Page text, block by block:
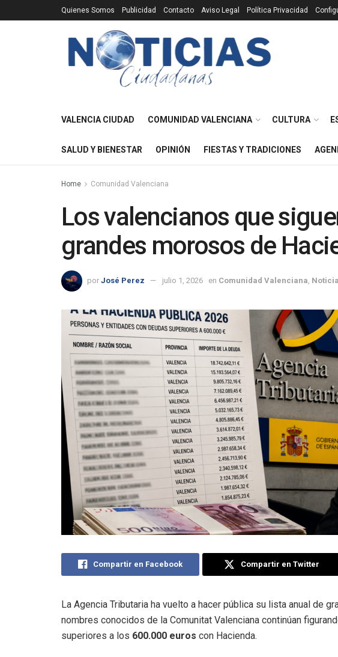
Quienes Somos Publicidad Contacto Aviso Legal Política Privacidad
VALENCIA CIUDAD COMUNIDAD VALENCIANA CULTURA
SALUD Y BIENESTAR OPINIÓN FIESTAS Y TRADICIONES
Home Comunidad Valenciana
Los valencianos que
grandes morosos de
por José Perez julio 1, 2026 en Comunidad Valenciana
Compartir en Facebook Compartir en Twitter
La Agencia Tributaria ha vuelto a hacer pública su lista anual de
nombres conocidos de la Comunitat Valenciana continúan
superiores a los 600.000 euros con Hacienda.